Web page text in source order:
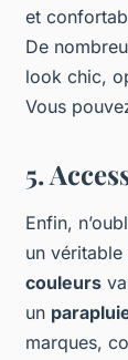
et
De
look chic,
Vous
5.
Enfin,
un véritable
couleurs
un
marques,